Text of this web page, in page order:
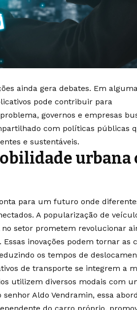
ainda gera debates. Em
pode contribuir para
governos e empresas
com políticas públicas
e sustentáveis.
urbana
para um futuro onde
A popularização de
setor prometem revolucionar
inovações podem tornar as
os tempos de
de transporte se integrem a
utilizem diversos modais com
Aldo Vendramin, essa